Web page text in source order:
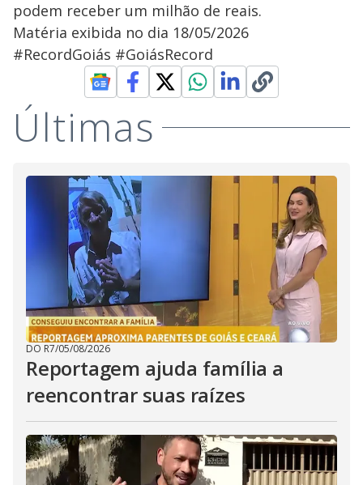
podem receber um milhão de reais.
Matéria exibida no dia 18/05/2026
#RecordGoiás #GoiásRecord
Últimas
DO R7/05/08/2026
Reportagem ajuda família a
reencontrar suas raízes